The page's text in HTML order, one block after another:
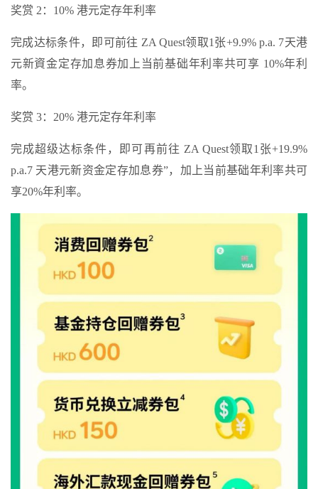
奖赏 2：10% 港元定存年利率
完成达标条件，即可前往 ZA Quest领取1张+9.9% p.a. 7天港
元新資金定存加息券加上当前基础年利率共可享 10%年利
率。
奖赏 3：20% 港元定存年利率
完成超级达标条件，即可再前往 ZA Quest领取1张+19.9%
p.a.7 天港元新资金定存加息券”，加上当前基础年利率共可
享20%年利率。